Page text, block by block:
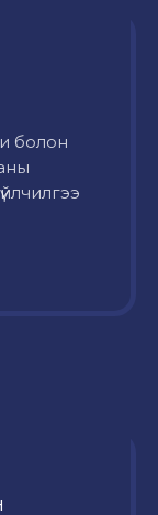
болон